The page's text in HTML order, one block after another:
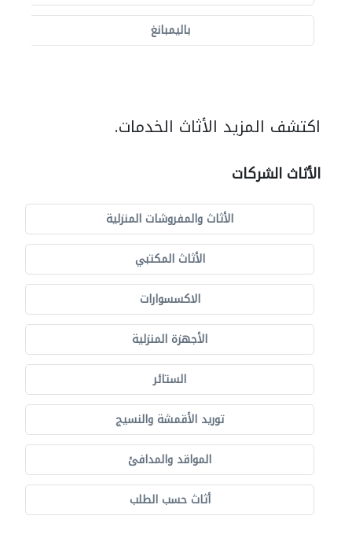
باليمبانغ
اكتشف المزيد الأثاث الخدمات.
الأثاث الشركات
الأثاث والمفروشات المنزلية
الأثاث المكتبي
الاكسسوارات
الأجهزة المنزلية
الستائر
توريد الأقمشة والنسيج
المواقد والمدافئ
أثاث حسب الطلب